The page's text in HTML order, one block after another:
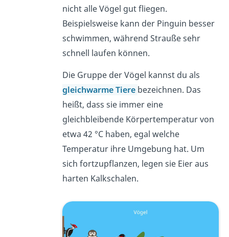
nicht alle Vögel gut fliegen.
Beispielsweise kann der Pinguin besser
schwimmen, während Strauße sehr
schnell laufen können.
Die Gruppe der Vögel kannst du als
gleichwarme Tiere bezeichnen. Das
heißt, dass sie immer eine
gleichbleibende Körpertemperatur von
etwa 42 °C haben, egal welche
Temperatur ihre Umgebung hat. Um
sich fortzupflanzen, legen sie Eier aus
harten Kalkschalen.